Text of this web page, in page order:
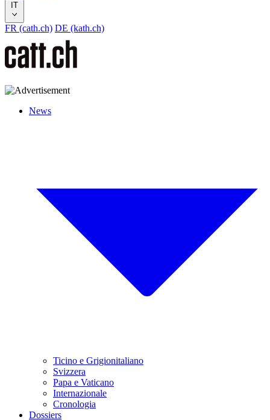
IT
FR (cath.ch) DE (kath.ch)
News
Ticino e Grigionitaliano
Svizzera
Papa e Vaticano
Internazionale
Cronologia
Dossiers